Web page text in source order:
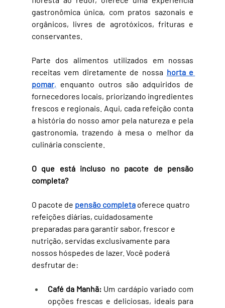
gastronômica única, com pratos sazonais e
orgânicos, livres de agrotóxicos, frituras e
conservantes.
Parte dos alimentos utilizados em nossas
receitas vem diretamente de nossa horta e
pomar, enquanto outros são adquiridos de
fornecedores locais, priorizando ingredientes
frescos e regionais. Aqui, cada refeição conta
a história do nosso amor pela natureza e pela
gastronomia, trazendo à mesa o melhor da
culinária consciente.
O que está incluso no pacote de pensão
completa?
O pacote de pensão completa oferece quatro
refeições diárias, cuidadosamente
preparadas para garantir sabor, frescor e
nutrição, servidas exclusivamente para
nossos hóspedes de lazer. Você poderá
desfrutar de:
Café da Manhã: Um cardápio variado com
opções frescas e deliciosas, ideais para